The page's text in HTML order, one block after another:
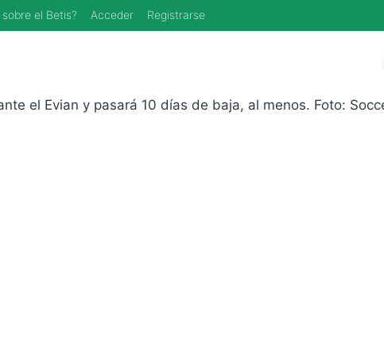
el Betis? Acceder Registrarse